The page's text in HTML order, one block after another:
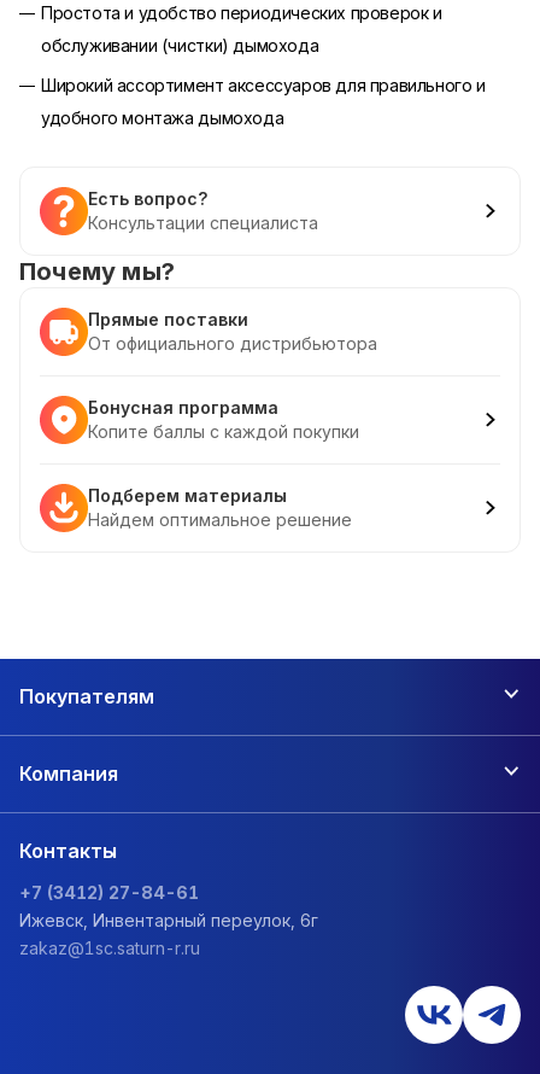
Простота и удобство периодических проверок и
обслуживании (чистки) дымохода
Широкий ассортимент аксессуаров для правильного и
удобного монтажа дымохода
Есть вопрос?
Консультации специалиста
Почему мы?
Прямые поставки
От официального дистрибьютора
Бонусная программа
Копите баллы с каждой покупки
Подберем материалы
Найдем оптимальное решение
Покупателям
Компания
Контакты
+7 (3412) 27-84-61
Ижевск, Инвентарный переулок, 6г
zakaz@1sc.saturn-r.ru